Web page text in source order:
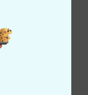
die Hälfte nach
erreicht. Ich
Fellen
Die Schlägel Köpfe